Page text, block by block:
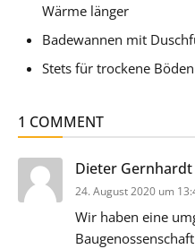
Wärme länger
Badewannen mit
Stets für trockene
1 COMMENT
Dieter Gernhardt
24. August 2020 um
Wir haben eine